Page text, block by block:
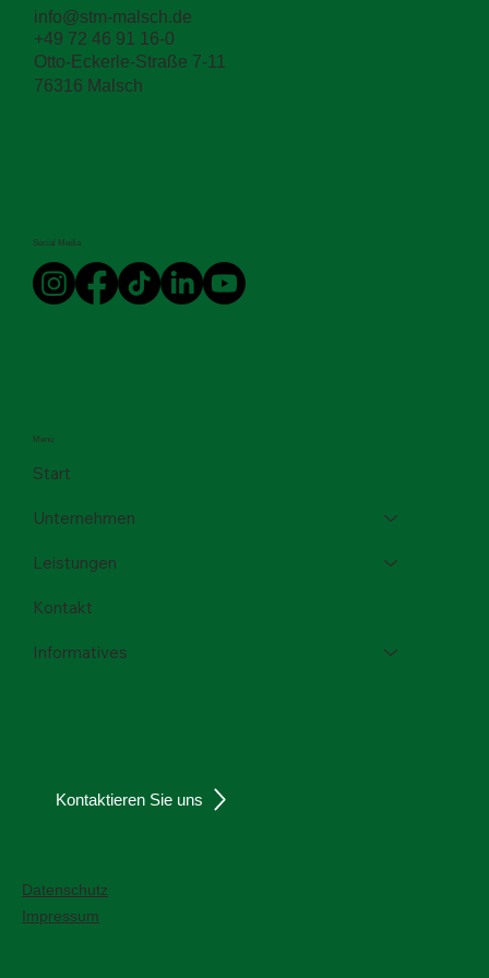
Zwischen den Schichten entscheidet sich
die Haltbarkeit
Menü
Start
Unternehmen
Leistungen
Kontakt
Informatives
info@stm-malsch.de
+49 72 46 91 16-0
Otto-Eckerle-Straße 7-11
76316 Malsch
Social Media
Kontaktieren Sie uns
Datenschutz
Impressum